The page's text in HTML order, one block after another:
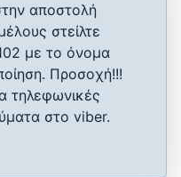
αποστολή
στείλτε
με το όνομα
Προσοχή!!!
τηλεφωνικές
στο viber.